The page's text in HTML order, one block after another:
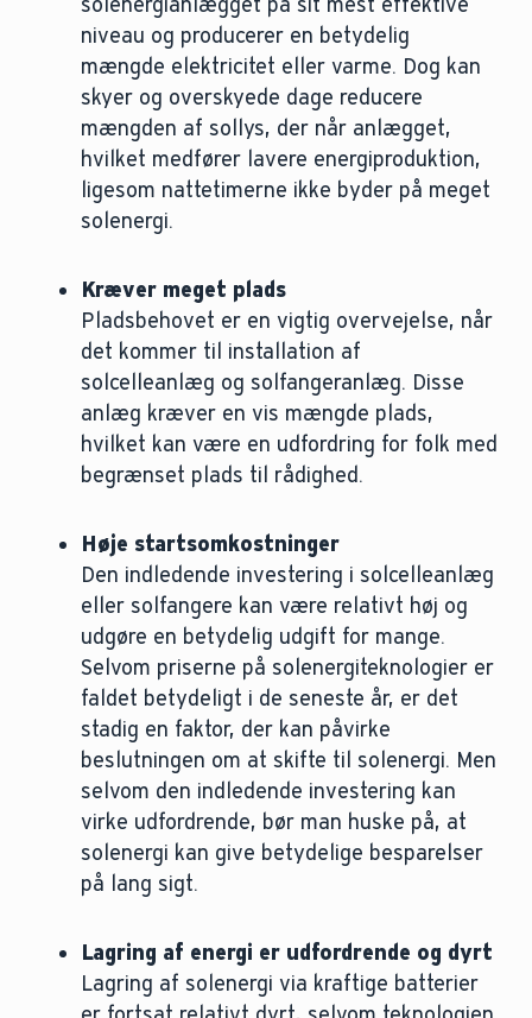
niveau og producerer en betydelig
mængde elektricitet eller varme. Dog kan
skyer og overskyede dage reducere
mængden af sollys, der når anlægget,
hvilket medfører lavere energiproduktion,
ligesom nattetimerne ikke byder på meget
solenergi.
Kræver meget plads
Pladsbehovet er en vigtig overvejelse, når
det kommer til installation af
solcelleanlæg og solfangeranlæg. Disse
anlæg kræver en vis mængde plads,
hvilket kan være en udfordring for folk med
begrænset plads til rådighed.
Høje startsomkostninger
Den indledende investering i solcelleanlæg
eller solfangere kan være relativt høj og
udgøre en betydelig udgift for mange.
Selvom priserne på solenergiteknologier er
faldet betydeligt i de seneste år, er det
stadig en faktor, der kan påvirke
beslutningen om at skifte til solenergi. Men
selvom den indledende investering kan
virke udfordrende, bør man huske på, at
solenergi kan give betydelige besparelser
på lang sigt.
Lagring af energi er udfordrende og dyrt
Lagring af solenergi via kraftige batterier